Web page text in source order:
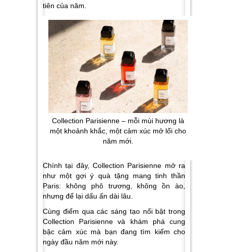
tiên của năm.
Collection Parisienne – mỗi mùi hương là
một khoảnh khắc, một cảm xúc mở lối cho
năm mới.
Chính tại đây, Collection Parisienne mở ra
như một gợi ý quà tặng mang tinh thần
Paris: không phô trương, không ồn ào,
nhưng để lại dấu ấn dài lâu.
Cùng điểm qua các sáng tạo nổi bật trong
Collection Parisienne và khám phá cung
bậc cảm xúc mà bạn đang tìm kiếm cho
ngày đầu năm mới này.